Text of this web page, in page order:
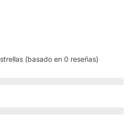
(basado en 0 reseñas)